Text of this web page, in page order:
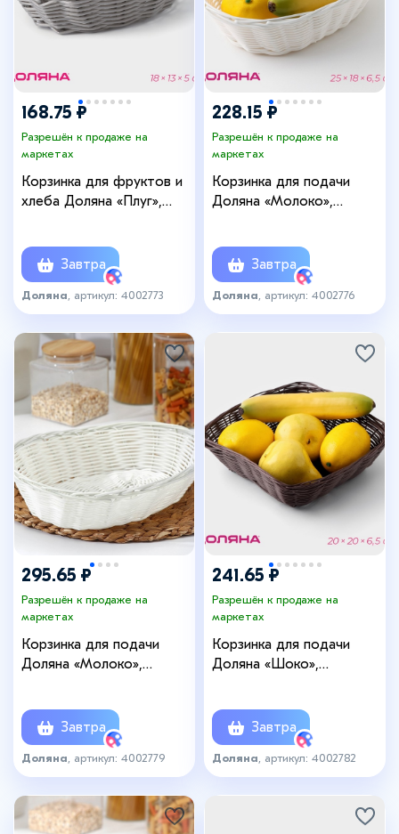
168.75 ₽
Разрешён к продаже на
маркетах
Корзинка для фруктов и
хлеба Доляна «Плуг»,
Завтра
Доляна , артикул: 4002773
228.15 ₽
Разрешён к продаже на
маркетах
Корзинка для подачи
Доляна «Молоко»,
Завтра
Доляна , артикул: 4002776
295.65 ₽
Разрешён к продаже на
маркетах
Корзинка для подачи
Доляна «Молоко»,
Завтра
Доляна , артикул: 4002779
241.65 ₽
Разрешён к продаже на
маркетах
Корзинка для подачи
Доляна «Шоко»,
Завтра
Доляна , артикул: 4002782